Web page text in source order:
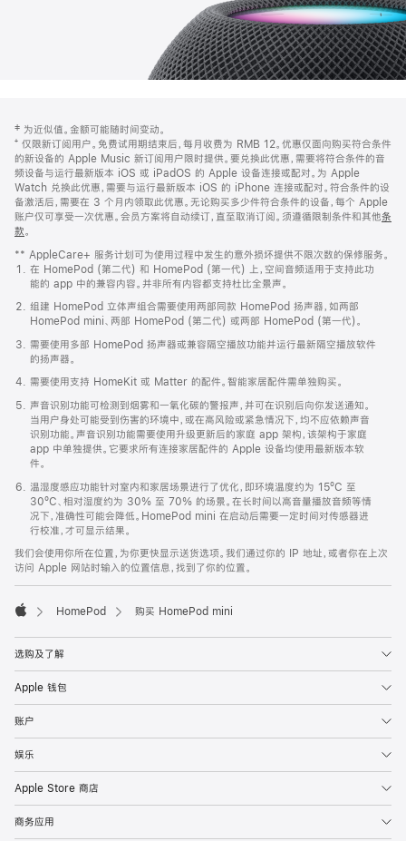
页
页
脚
注
‡ 为近似值。金额可能随时间变动。
⁺ 仅限新订阅用户。免费试用期结束后，每月收费为 RMB 12。优惠仅面向购买符合条件
的新设备的 Apple Music 新订阅用户限时提供。要兑换此优惠，需要将符合条件的音
频设备与运行最新版本 iOS 或 iPadOS 的 Apple 设备连接或配对。为 Apple
Watch 兑换此优惠，需要与运行最新版本 iOS 的 iPhone 连接或配对。符合条件的设
备激活后，需要在 3 个月内领取此优惠。无论购买多少件符合条件的设备，每个 Apple
账户仅可享受一次优惠。会员方案将自动续订，直至取消订阅。须遵循限制条件和其他条
款。
窗
口
中
打
开)
** AppleCare+ 服务计划可为使用过程中发生的意外损坏提供不限次数的保修服务。
在 HomePod (第二代) 和 HomePod (第一代) 上，空间音频适用于支持此功
能的 app 中的兼容内容。并非所有内容都支持杜比全景声。
组建 HomePod 立体声组合需要使用两部同款 HomePod 扬声器，如两部
HomePod mini、两部 HomePod (第二代) 或两部 HomePod (第一代)。
需要使用多部 HomePod 扬声器或兼容隔空播放功能并运行最新隔空播放软件
的扬声器。
需要使用支持 HomeKit 或 Matter 的配件。智能家居配件需单独购买。
声音识别功能可检测到烟雾和一氧化碳的警报声，并可在识别后向你发送通知。
当用户身处可能受到伤害的环境中，或在高风险或紧急情况下，均不应依赖声音
识别功能。声音识别功能需要使用升级更新后的家庭 app 架构，该架构于家庭
app 中单独提供。它要求所有连接家居配件的 Apple 设备均使用最新版本软
件。
温湿度感应功能针对室内和家居场景进行了优化，即环境温度约为 15ºC 至
30ºC、相对湿度约为 30% 至 70% 的场景。在长时间以高音量播放音频等情
况下，准确性可能会降低。HomePod mini 在启动后需要一定时间对传感器进
行校准，才可显示结果。
我们会使用你所在位置，为你更快显示送货选项。我们通过你的 IP 地址，或者你在上次
访问 Apple 网站时输入的位置信息，找到了你的位置。
HomePod 购买 HomePod mini
选购及了解
Apple 钱包
账户
娱乐
Apple Store 商店
商务应用